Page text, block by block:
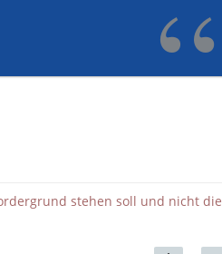
stehen soll und nicht die